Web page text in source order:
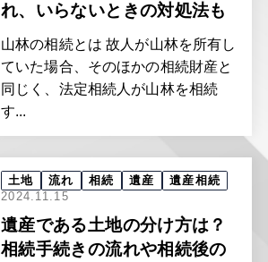
れ、いらないときの対処法も
山林の相続とは 故人が山林を所有し
ていた場合、そのほかの相続財産と
同じく、法定相続人が山林を相続
す...
土地 流れ 相続 遺産
遺産相続
2024.11.15
遺産である土地の分け方は？
相続手続きの流れや相続後の